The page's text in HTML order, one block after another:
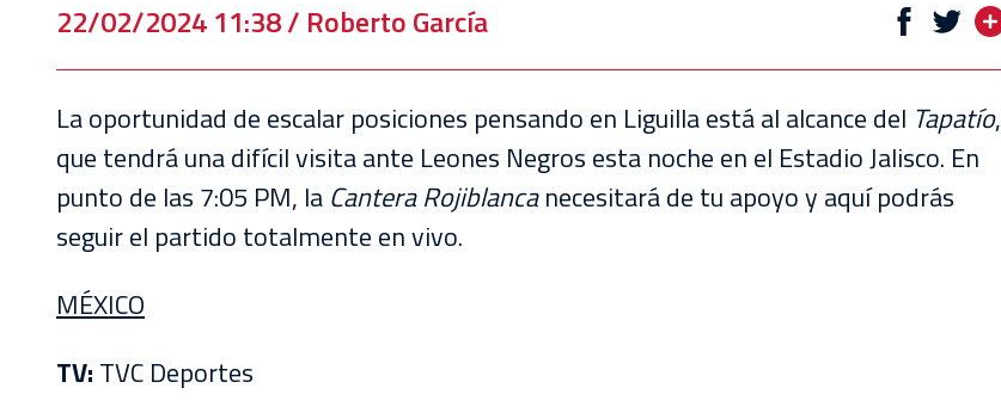
TOUR
ESTADIO
AKRON
22/02/2024 11:38 / Roberto García
La oportunidad de escalar posiciones pensando en Liguilla está al alcance del Tapatío,
que tendrá una difícil visita ante Leones Negros esta noche en el Estadio Jalisco. En
punto de las 7:05 PM, la Cantera Rojiblancanecesitará de tu apoyo y aquí podrás
seguir el partido totalmente en vivo.
MÉXICO
TV: TVC Deportes